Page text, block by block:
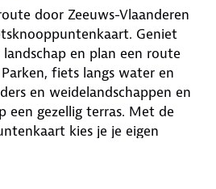
door Zeeuws-Vlaanderen
Geniet
en plan een route
fiets langs water en
en weidelandschappen en
een gezellig terras. Met de
kies je je eigen
informatie, musea, horeca